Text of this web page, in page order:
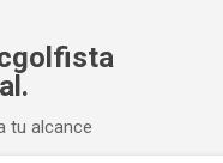
tu alcance